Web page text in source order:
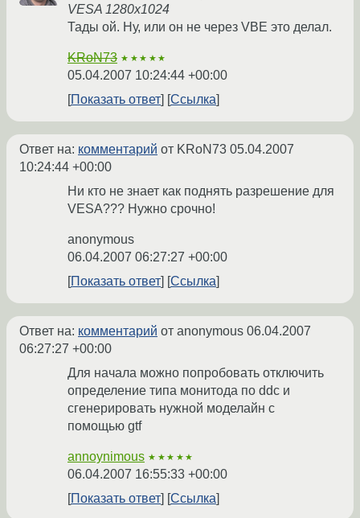
VESA 1280x1024
Тады ой. Ну, или он не через VBE это делал.
KRoN73 ★★★★★
05.04.2007 10:24:44 +00:00
Показать ответ
Ссылка
Ответ на: комментарий от KRoN73 05.04.2007
10:24:44 +00:00
Ни кто не знает как поднять разрешение для
VESA??? Нужно срочно!
anonymous
06.04.2007 06:27:27 +00:00
Показать ответ
Ссылка
Ответ на: комментарий от anonymous 06.04.2007
06:27:27 +00:00
Для начала можно попробовать отключить
определение типа монитода по ddc и
сгенерировать нужной моделайн с
помощью gtf
annoynimous ★★★★★
06.04.2007 16:55:33 +00:00
Показать ответ
Ссылка